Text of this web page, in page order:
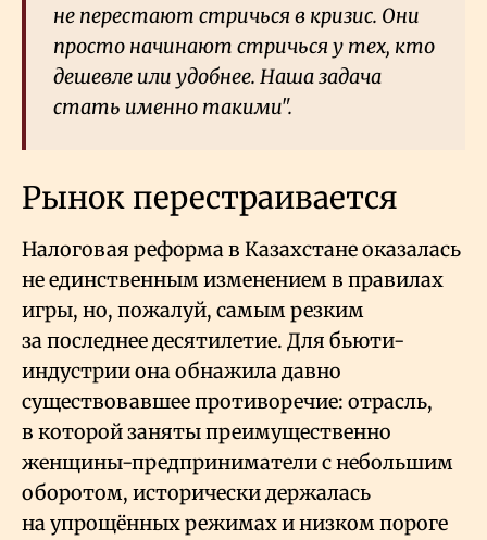
не перестают стричься в кризис. Они
просто начинают стричься у тех, кто
дешевле или удобнее. Наша задача
стать именно такими".
Рынок перестраивается
Налоговая реформа в Казахстане оказалась
не единственным изменением в правилах
игры, но, пожалуй, самым резким
за последнее десятилетие. Для бьюти-
индустрии она обнажила давно
существовавшее противоречие: отрасль,
в которой заняты преимущественно
женщины-предприниматели с небольшим
оборотом, исторически держалась
на упрощённых режимах и низком пороге